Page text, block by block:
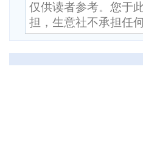
仅供读者参考。您于
担，生意社不承担任何